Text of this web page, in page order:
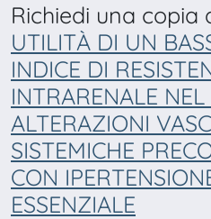
Richiedi una copia
UTILITÀ DI UN
INDICE DI
INTRARENALE NEL
ALTERAZIONI
SISTEMICHE
CON
ESSENZIALE